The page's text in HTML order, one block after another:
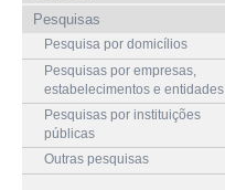
Pesquisas
Pesquisa por domicílios
Pesquisas por empresas,
estabelecimentos e entidades
Pesquisas por instituições
públicas
Outras pesquisas